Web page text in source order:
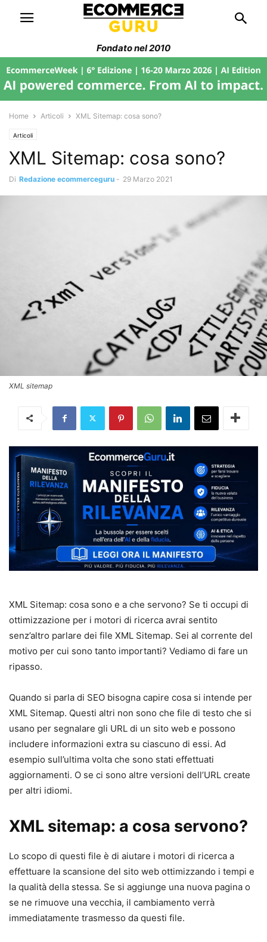
Fondato nel 2010
Home Articoli XML Sitemap: cosa sono?
Articoli
XML Sitemap: cosa sono?
Di Redazione ecommerceguru - 29 Marzo 2021
XML sitemap
XML Sitemap: cosa sono e a che servono? Se ti occupi di
ottimizzazione per i motori di ricerca avrai sentito
senz’altro parlare dei file XML Sitemap. Sei al corrente del
motivo per cui sono tanto importanti? Vediamo di fare un
ripasso.
Quando si parla di SEO bisogna capire cosa si intende per
XML Sitemap. Questi altri non sono che file di testo che si
usano per segnalare gli URL di un sito web e possono
includere informazioni extra su ciascuno di essi. Ad
esempio sull’ultima volta che sono stati effettuati
aggiornamenti. O se ci sono altre versioni dell’URL create
per altri idiomi.
XML sitemap: a cosa servono?
Lo scopo di questi file è di aiutare i motori di ricerca a
effettuare la scansione del sito web ottimizzando i tempi e
la qualità della stessa. Se si aggiunge una nuova pagina o
se ne rimuove una vecchia, il cambiamento verrà
immediatamente trasmesso da questi file.